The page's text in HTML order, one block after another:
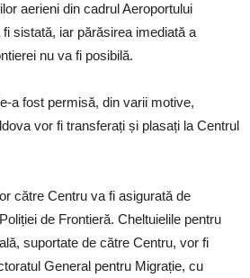
aerieni din cadrul Aeroportului
sistată, iar părăsirea imediată a
nu va fi posibilă.
a fost permisă, din varii motive,
vor fi transferați și plasați la Centrul
către Centru va fi asigurată de
de Frontieră. Cheltuielile pentru
suportate de către Centru, vor fi
General pentru Migrație, cu